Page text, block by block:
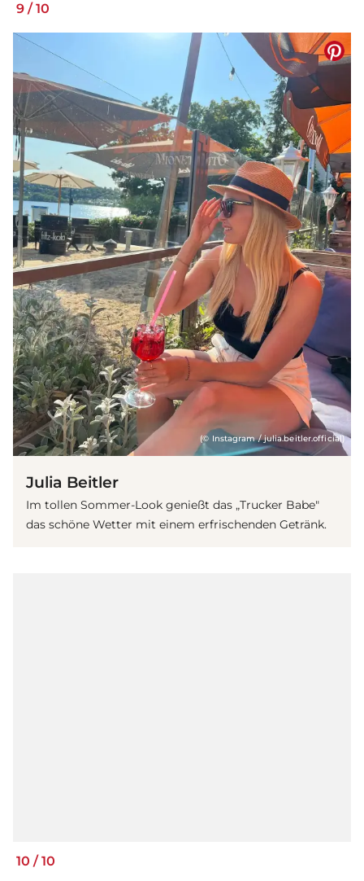
9 / 10
(© Instagram / julia.beitler.official)
Julia Beitler
Im tollen Sommer-Look genießt das „Trucker Babe"
das schöne Wetter mit einem erfrischenden Getränk.
10 /10